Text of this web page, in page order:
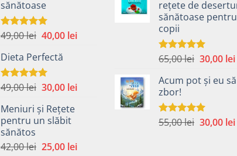
fost:
59,00 lei.
sănătoase
Evaluat la
49,00lei Prețul
a
fost:
49,00 lei.
40,00 leiPrețul
Dieta Perfectă
Evaluat la
49,00lei Prețul
a
fost:
30,00 leiPrețul
Meniuri și Rețete
pentru un slăbit
sănătos
42,00lei Prețul
25,00 leiPrețul
fost:
58,00 lei.
rețete de
sănătoase pentru
copii
Evaluat la
65,00lei Prețul
a
65,00 lei.
30,00 lei
Acum pot și eu să
zbor!
Evaluat la
55,00lei Prețul
30,00 lei